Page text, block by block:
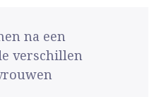
na een
verschillen